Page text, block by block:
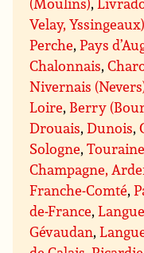
Velay, Yssingeaux)
Perche,Pays
Chalonnais,
Nivernais
Loire, Berry
Drouais,Dunois,
Sologne,
Champagne,
Franche-Comté,
de-France,
Gévaudan,